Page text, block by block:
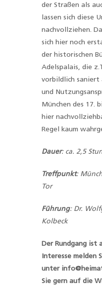
der Straßen als
lassen sich diese
nachvollziehen.
sich hier noch
der historischen
Adelspalais, die
vorbildlich saniert
und
München des 17.
hier
Regel kaum
Dauer: ca. 2,5
Treffpunkt:
Tor
Führung: Dr.
Kolbeck
Der Rundgang ist
Interesse melden
unter
Sie gern auf die